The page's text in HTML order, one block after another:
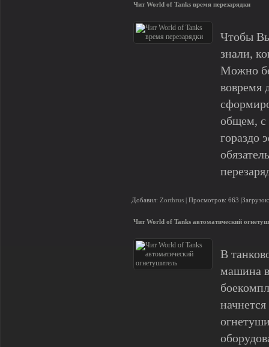
Чит World of Tanks время перезарядки
Чтобы
знали,
Можно
вовремя
общем, с
гораздо
Добавил: Zorthrus | Просмотров: 663
Чит World of Tanks автоматический
В
машина